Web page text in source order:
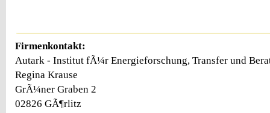
Firmenkontakt:
Autark - Institut fÃ¼r Energieforschung, Transfer und
Regina Krause
GrÃ¼ner Graben 2
02826 GÃ¶rlitz